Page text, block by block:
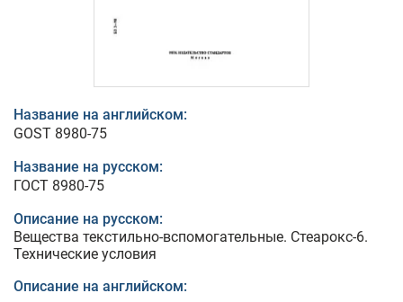
Название на английском:
GOST 8980-75
Название на русском:
ГОСТ 8980-75
Описание на русском:
Вещества текстильно-вспомогательные. Стеарокс-6.
Технические условия
Описание на английском: